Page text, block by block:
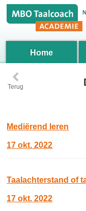
Home
‹
Terug
Mediërend leren
17 okt. 2022
Taalachterstand of
17 okt. 2022